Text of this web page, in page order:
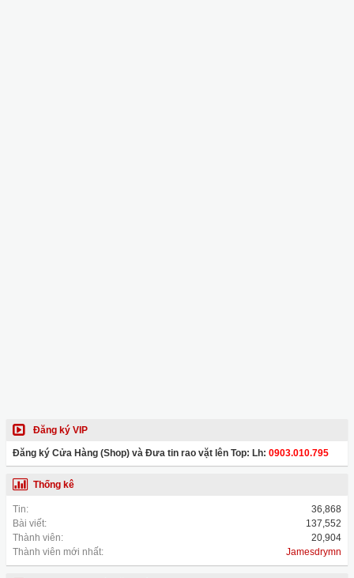
Đăng ký VIP
Đăng ký Cửa Hàng (Shop) và Đưa tin rao vặt lên Top: Lh: 0903.010.795
Thống kê
Tin:
36,868
Bài viết:
137,552
Thành viên:
20,904
Thành viên mới nhất:
Jamesdrymn